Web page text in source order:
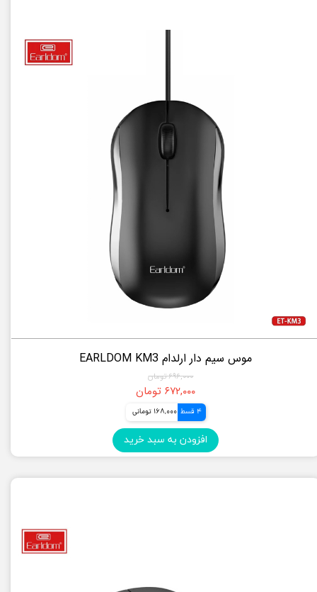
موس سیم دار ارلدام EARLDOM KM3
۶۹۶,۰۰۰ تومان
۶۷۲,۰۰۰ تومان
4 قسط 168,000 تومانی
افزودن به سبد خرید